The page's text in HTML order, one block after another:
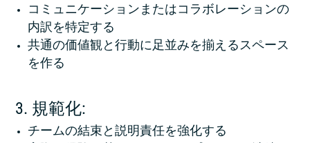
コミュニケーションまたはコラボレーションの
内訳を特定する
共通の価値観と行動に足並みを揃えるスペース
を作る
3. 規範化:
チームの結束と説明責任を強化する